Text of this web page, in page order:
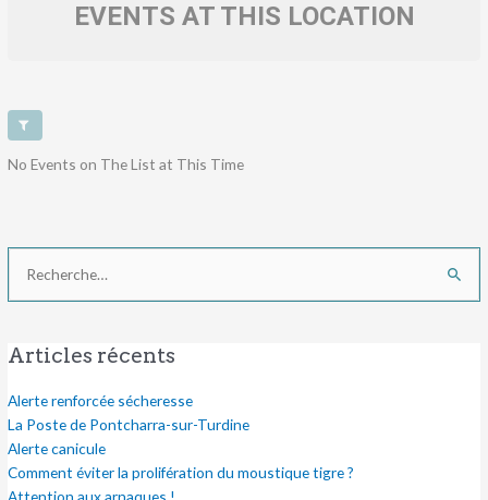
EVENTS AT THIS LOCATION
No Events on The List at This Time
Rechercher :
Articles récents
Alerte renforcée sécheresse
La Poste de Pontcharra-sur-Turdine
Alerte canicule
Comment éviter la prolifération du moustique tigre ?